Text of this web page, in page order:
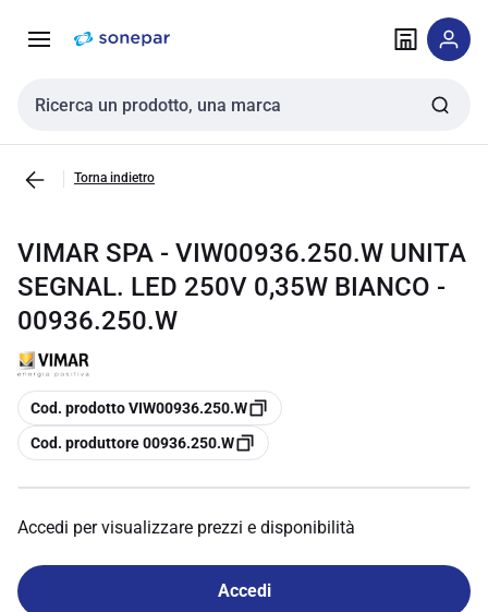
navigazione alla
Cerca input
Torna indietro
VIMAR SPA - VIW00936.250.W UNITA
SEGNAL. LED 250V 0,35W BIANCO -
00936.250.W
copia
Cod. prodotto VIW00936.250.W
copia
Cod. produttore 00936.250.W
Accedi per visualizzare prezzi e disponibilità
Accedi